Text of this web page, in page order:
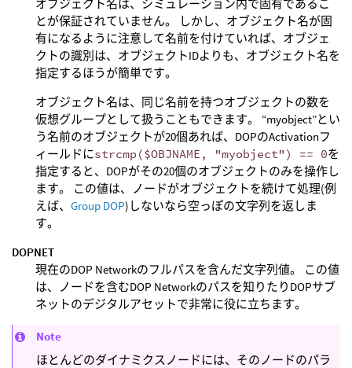
オブジェクト名は、シミュレーション内で固有であるこ
とが保証されていません。 しかし、オブジェクト名が固
有になるように注意して名前を付けていれば、オブジェ
クトの識別は、オブジェクトIDよりも、オブジェクト名を
指定するほうが簡単です。
オブジェクト名は、同じ名前を持つオブジェクトの数を
仮想グループとして扱うこともできます。 “myobject”とい
う名前のオブジェクトが20個あれば、DOPのActivationフ
ィールドにstrcmp($OBJNAME, "myobject") == 0を
指定すると、DOPがその20個のオブジェクトのみを操作し
ます。 この値は、ノードがオブジェクトを続けて処理(例
えば、 Group DOP)しないなら空っぽの文字列を返しま
す。
DOPNET
現在のDOP Networkのフルパスを含んだ文字列値。 この値
は、ノードを含むDOP Networkのパスを知りたりDOPサブ
ネットのデジタルアセットで非常に役に立ちます。
Note
ほとんどのダイナミクスノードには、そのノードのパラ